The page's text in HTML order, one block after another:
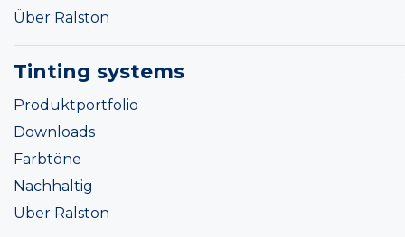
Über Ralston
Tinting systems
Produktportfolio
Downloads
Farbtöne
Nachhaltig
Über Ralston